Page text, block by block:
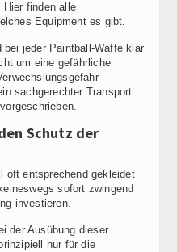
Hier finden alle
Equipment es gibt.
jeder Paintball-Waffe klar
um eine gefährliche
sachgerechter Transport
Schutz der
oft entsprechend gekleidet
sofort zwingend
investieren.
der Ausübung dieser
nur für die